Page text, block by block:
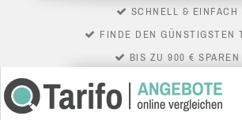
SCHNELL & EINFACH
FINDE DEN GÜNSTIGSTEN
BIS ZU 900 € SPAREN